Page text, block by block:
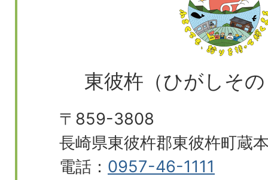
東彼杵（ひがしそ
〒859-3808
長崎県東彼杵郡東彼杵町蔵
電話： 0957-46-1111